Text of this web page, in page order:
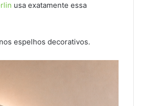
usa exatamente essa
espelhos decorativos.